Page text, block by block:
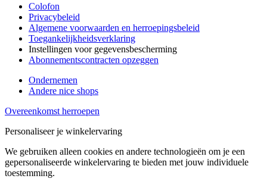
Colofon
Privacybeleid
Algemene voorwaarden en herroepingsbeleid
Toegankelijkheidsverklaring
Instellingen voor gegevensbescherming
Abonnementscontracten opzeggen
Ondernemen
Andere nice shops
Overeenkomst herroepen
Personaliseer je winkelervaring
We gebruiken alleen cookies en andere technologieën om je een
gepersonaliseerde winkelervaring te bieden met jouw individuele
toestemming.